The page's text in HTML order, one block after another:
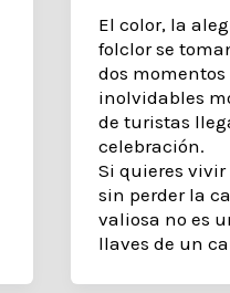
El color, la
folclor se
dos
inolvidables
de turistas
celebración.
Si quieres vivir
sin perder la
valiosa no es
llaves de un